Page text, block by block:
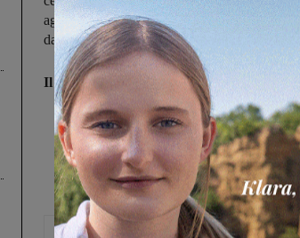
agli accertamenti e hanno scoperto che
da un 42enne di origine kosovara, residente in
Il telefono è stato restituito e l'uomo